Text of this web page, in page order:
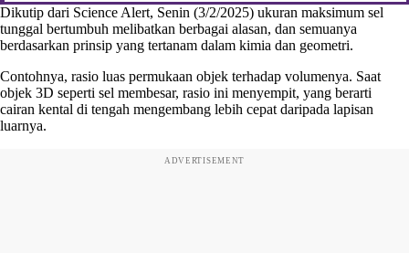
Dikutip dari Science Alert, Senin (3/2/2025) ukuran maksimum sel
tunggal bertumbuh melibatkan berbagai alasan, dan semuanya
berdasarkan prinsip yang tertanam dalam kimia dan geometri.
Contohnya, rasio luas permukaan objek terhadap volumenya. Saat
objek 3D seperti sel membesar, rasio ini menyempit, yang berarti
cairan kental di tengah mengembang lebih cepat daripada lapisan
luarnya.
ADVERTISEMENT